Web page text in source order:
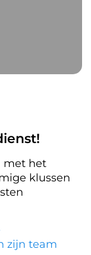
met het
klussen
zijn team